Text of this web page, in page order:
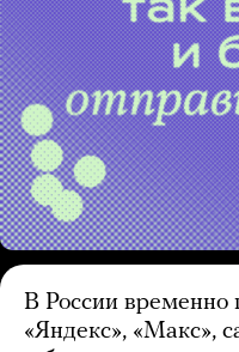
В России временно
«Яндекс», «Макс»,